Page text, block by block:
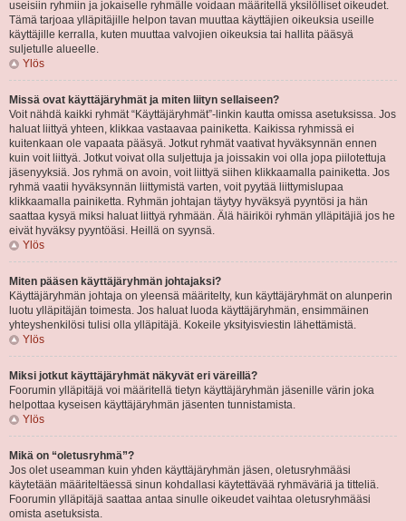
useisiin ryhmiin ja jokaiselle ryhmälle voidaan määritellä yksilölliset oikeudet.
Tämä tarjoaa ylläpitäjille helpon tavan muuttaa käyttäjien oikeuksia useille
käyttäjille kerralla, kuten muuttaa valvojien oikeuksia tai hallita pääsyä
suljetulle alueelle.
Ylös
Missä ovat käyttäjäryhmät ja miten liityn sellaiseen?
Voit nähdä kaikki ryhmät “Käyttäjäryhmät”-linkin kautta omissa asetuksissa. Jos
haluat liittyä yhteen, klikkaa vastaavaa painiketta. Kaikissa ryhmissä ei
kuitenkaan ole vapaata pääsyä. Jotkut ryhmät vaativat hyväksynnän ennen
kuin voit liittyä. Jotkut voivat olla suljettuja ja joissakin voi olla jopa piilotettuja
jäsenyyksiä. Jos ryhmä on avoin, voit liittyä siihen klikkaamalla painiketta. Jos
ryhmä vaatii hyväksynnän liittymistä varten, voit pyytää liittymislupaa
klikkaamalla painiketta. Ryhmän johtajan täytyy hyväksyä pyyntösi ja hän
saattaa kysyä miksi haluat liittyä ryhmään. Älä häiriköi ryhmän ylläpitäjiä jos he
eivät hyväksy pyyntöäsi. Heillä on syynsä.
Ylös
Miten pääsen käyttäjäryhmän johtajaksi?
Käyttäjäryhmän johtaja on yleensä määritelty, kun käyttäjäryhmät on alunperin
luotu ylläpitäjän toimesta. Jos haluat luoda käyttäjäryhmän, ensimmäinen
yhteyshenkilösi tulisi olla ylläpitäjä. Kokeile yksityisviestin lähettämistä.
Ylös
Miksi jotkut käyttäjäryhmät näkyvät eri väreillä?
Foorumin ylläpitäjä voi määritellä tietyn käyttäjäryhmän jäsenille värin joka
helpottaa kyseisen käyttäjäryhmän jäsenten tunnistamista.
Ylös
Mikä on “oletusryhmä”?
Jos olet useamman kuin yhden käyttäjäryhmän jäsen, oletusryhmääsi
käytetään määriteltäessä sinun kohdallasi käytettävää ryhmäväriä ja titteliä.
Foorumin ylläpitäjä saattaa antaa sinulle oikeudet vaihtaa oletusryhmääsi
omista asetuksista.